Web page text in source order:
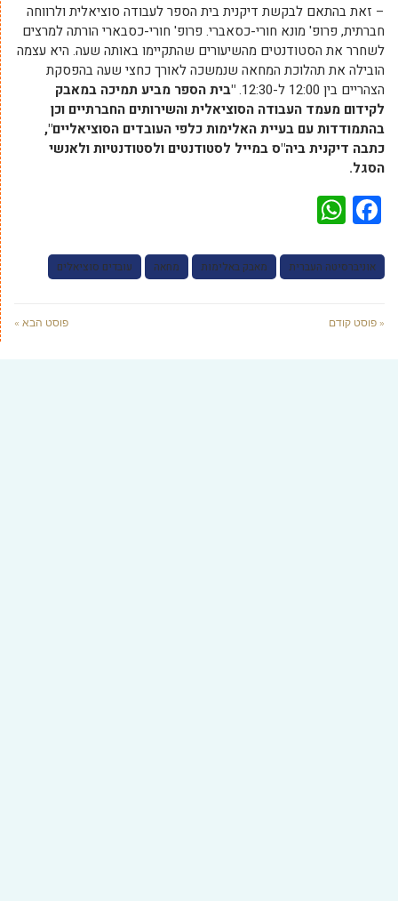
– זאת בהתאם לבקשת דיקנית בית הספר לעבודה סוציאלית ולרווחה
חברתית, פרופ' מונא חורי-כסאברי. פרופ' חורי-כסבארי הורתה למרצים
לשחרר את הסטודנטים מהשיעורים שהתקיימו באותה שעה. היא עצמה
הובילה את תהלוכת המחאה שנמשכה לאורך כחצי שעה בהפסקת
הצהריים בין 12:00 ל-12:30.
"בית הספר מביע תמיכה במאבק
לקידום מעמד העבודה הסוציאלית והשירותים החברתיים וכן
בהתמודדות עם בעיית האלימות כלפי העובדים הסוציאליים",
כתבה דיקנית ביה"ס במייל לסטודנטים ולסטודנטיות ולאנשי
הסגל.
Facebook
אוניברסיטה העברית מאבק באלימות מחאה עובדים סוציאלים
« פוסט קודם פוסט הבא »